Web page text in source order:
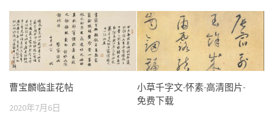
曹宝麟临韭花帖
2020年7月6日
小草千字文-怀素-高清图片-
免费下载